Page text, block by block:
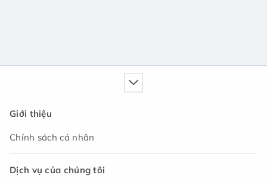
Giới thiệu
Chính sách cá nhân
Dịch vụ của chúng tôi